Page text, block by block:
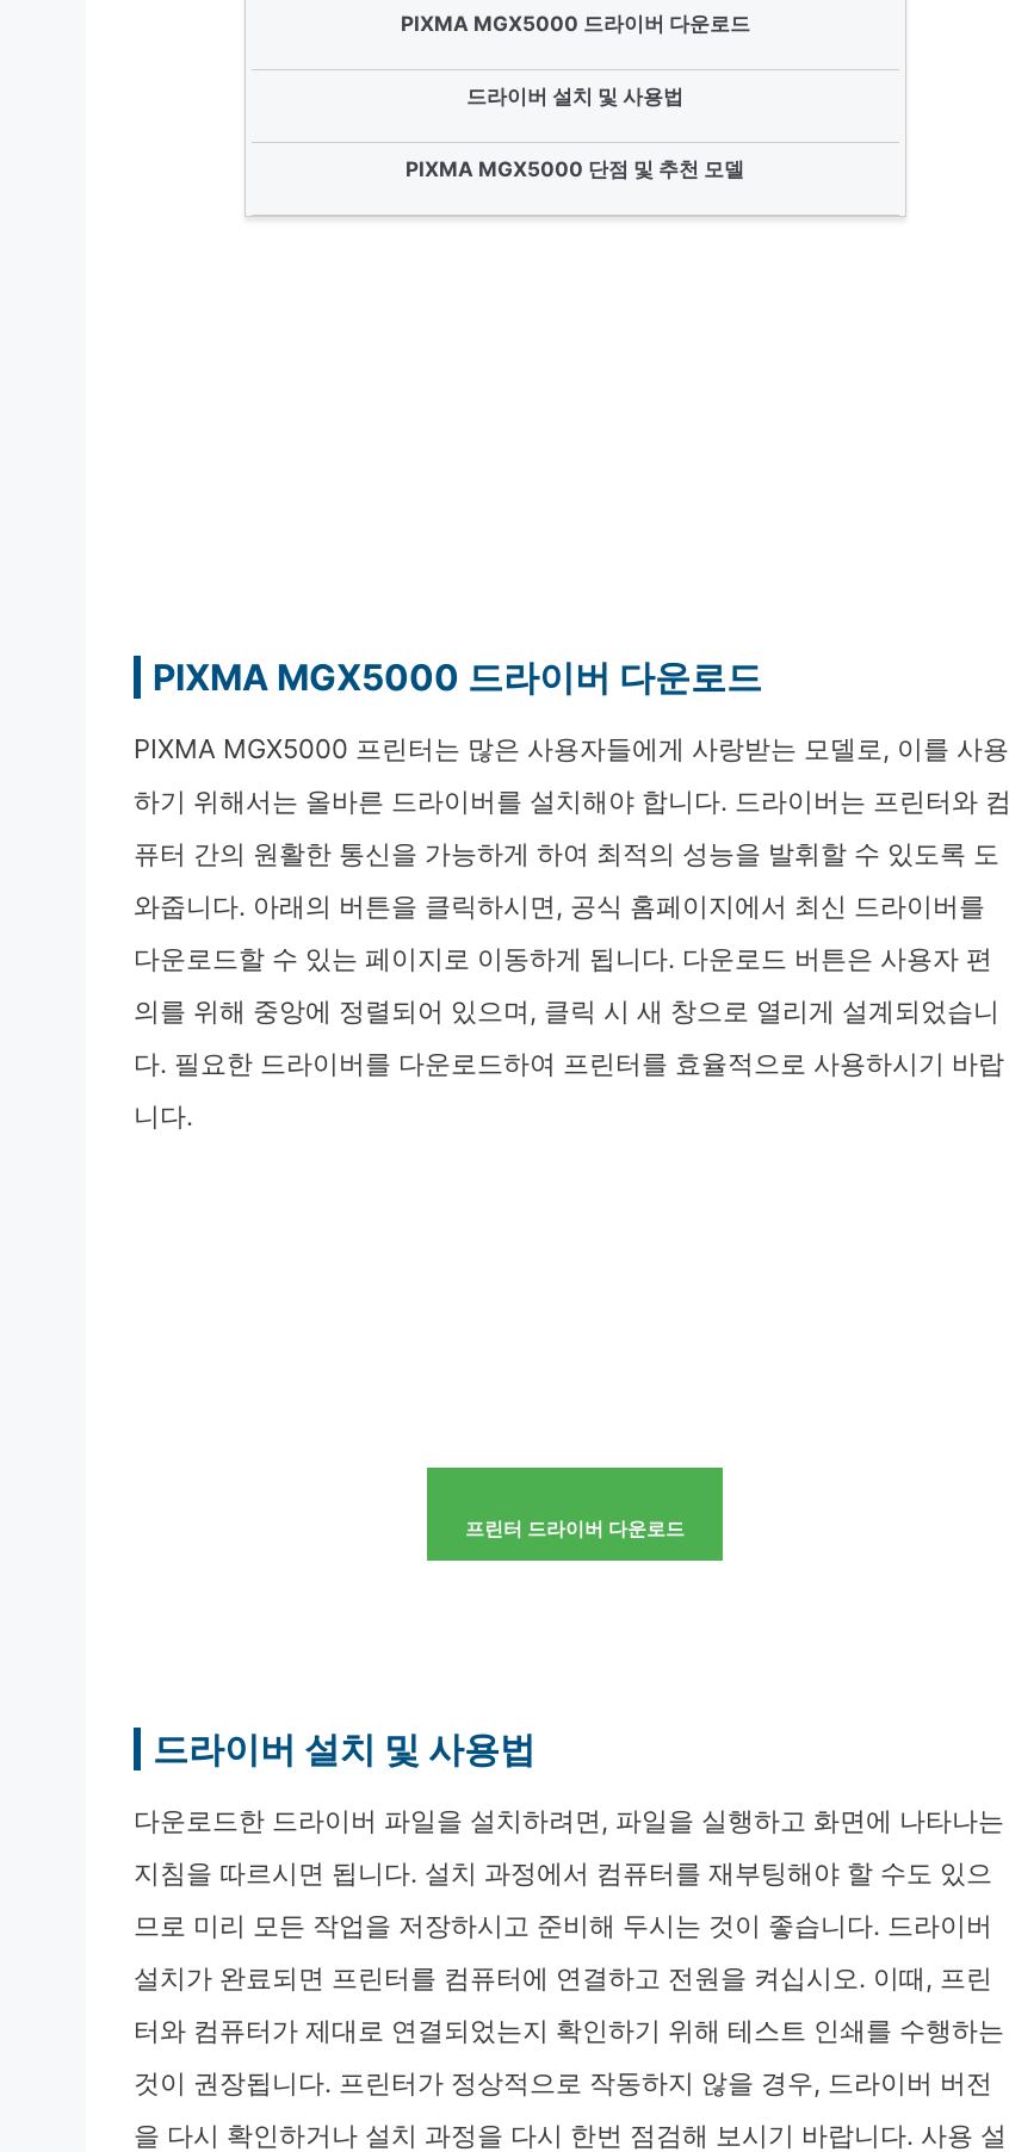
PIXMA MGX5000 드라이버 다운로드
드라이버 설치 및 사용법
PIXMA MGX5000 단점 및 추천 모델
PIXMA MGX5000 드라이버 다운로드
PIXMA MGX5000 프린터는 많은 사용자들에게 사랑받는 모델로, 이를 사용
하기 위해서는 올바른 드라이버를 설치해야 합니다. 드라이버는 프린터와 컴
퓨터 간의 원활한 통신을 가능하게 하여 최적의 성능을 발휘할 수 있도록 도
와줍니다. 아래의 버튼을 클릭하시면, 공식 홈페이지에서 최신 드라이버를
다운로드할 수 있는 페이지로 이동하게 됩니다. 다운로드 버튼은 사용자 편
의를 위해 중앙에 정렬되어 있으며, 클릭 시 새 창으로 열리게 설계되었습니
다. 필요한 드라이버를 다운로드하여 프린터를 효율적으로 사용하시기 바랍
니다.
프린터 드라이버 다운로드
드라이버 설치 및 사용법
다운로드한 드라이버 파일을 설치하려면, 파일을 실행하고 화면에 나타나는
지침을 따르시면 됩니다. 설치 과정에서 컴퓨터를 재부팅해야 할 수도 있으
므로 미리 모든 작업을 저장하시고 준비해 두시는 것이 좋습니다. 드라이버
설치가 완료되면 프린터를 컴퓨터에 연결하고 전원을 켜십시오. 이때, 프린
터와 컴퓨터가 제대로 연결되었는지 확인하기 위해 테스트 인쇄를 수행하는
것이 권장됩니다. 프린터가 정상적으로 작동하지 않을 경우, 드라이버 버전
을 다시 확인하거나 설치 과정을 다시 한번 점검해 보시기 바랍니다. 사용 설